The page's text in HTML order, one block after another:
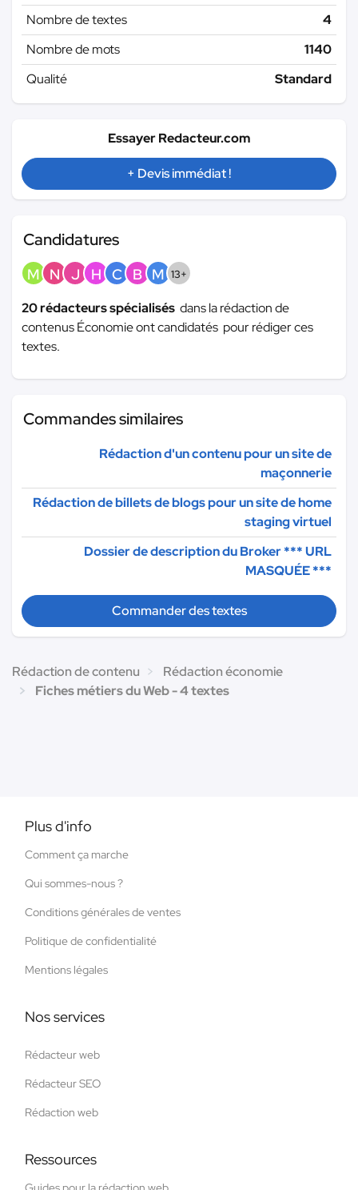
Nombre de textes
4
Nombre de mots
1140
Qualité
Standard
Essayer Redacteur.com
+ Devis immédiat !
Candidatures
M N J H C B M 13+
20 rédacteurs spécialisés dans la rédaction de
contenus Économie ont candidatés pour rédiger ces
textes.
Commandes similaires
Rédaction d'un contenu pour un site de
maçonnerie
Rédaction de billets de blogs pour un site de home
staging virtuel
Dossier de description du Broker*** URL
MASQUÉE ***
Commander des textes
Rédaction de contenu
Rédaction économie
Fiches métiers du Web - 4 textes
Plus d'info
Comment ça marche
Qui sommes-nous ?
Conditions générales de ventes
Politique de confidentialité
Mentions légales
Nos services
Rédacteur web
Rédacteur SEO
Rédaction web
Ressources